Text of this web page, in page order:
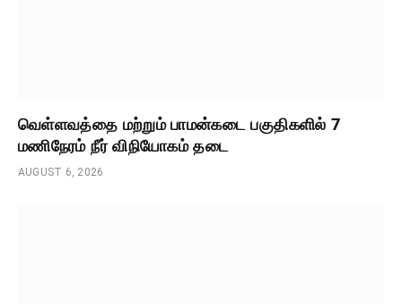
வெள்ளவத்தை மற்றும் பாமன்கடை பகுதிகளில் 7
மணிநேரம் நீர் விநியோகம் தடை
AUGUST 6, 2026